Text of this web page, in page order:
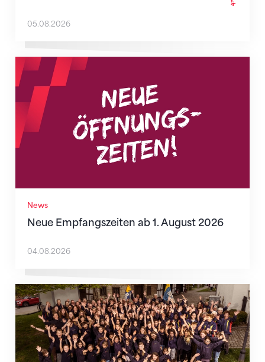
05.08.2026
News
Neue Empfangszeiten ab 1. August 2026
Neue Empfangszeiten ab 1. August 2026
04.08.2026
Wenn Mitmachen selbstverständlich ist